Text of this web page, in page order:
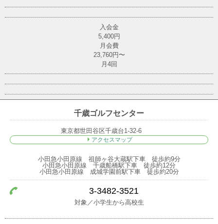
入会金
5,400円
月会費
23,760円〜
月4回
千歳ゴルフセンター
東京都世田谷区千歳台1-32-6
アクセスマップ
小田急小田原線 祖師ヶ谷大蔵駅下車 徒歩約9分
小田急小田原線 千歳船橋駅下車 徒歩約12分
小田急小田原線 成城学園前駅下車 徒歩約20分
3-3482-3521
対象／小学生から高校生